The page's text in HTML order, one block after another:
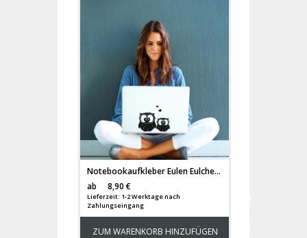
Notebookaufkleber Eulen Eulchen Emil und Emilia M687
ab
8,90 €
Lieferzeit: 1-2 Werktage nach
Zahlungseingang
ZUM WARENKORB HINZUFÜGEN